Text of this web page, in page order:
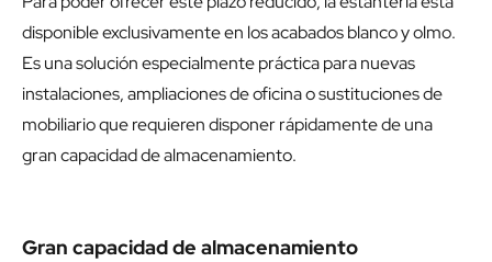
disponible exclusivamente en los acabados blanco y olmo.
Es una solución especialmente práctica para nuevas
instalaciones, ampliaciones de oficina o sustituciones de
mobiliario que requieren disponer rápidamente de una
gran capacidad de almacenamiento.
Gran capacidad de almacenamiento